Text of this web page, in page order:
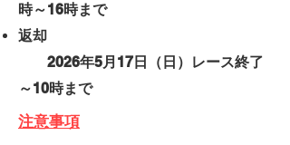
時～16時まで
返却
2026年5月17日（日）レース終了
～10時まで
注意事項